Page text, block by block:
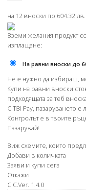
на 12 вноски по 604.32 лв.
Вземи желания продукт
изплащане:
На равни вноски до
Не е нужно да избираш,
Купи на равни вноски
подходящата за теб
С TBI Pay, пазаруването
Контролът е в твоите
Пазарувай!
Виж схемите, които
Добави в количката
Заяви и купи сега
Откажи
C.C.Ver. 1.4.0